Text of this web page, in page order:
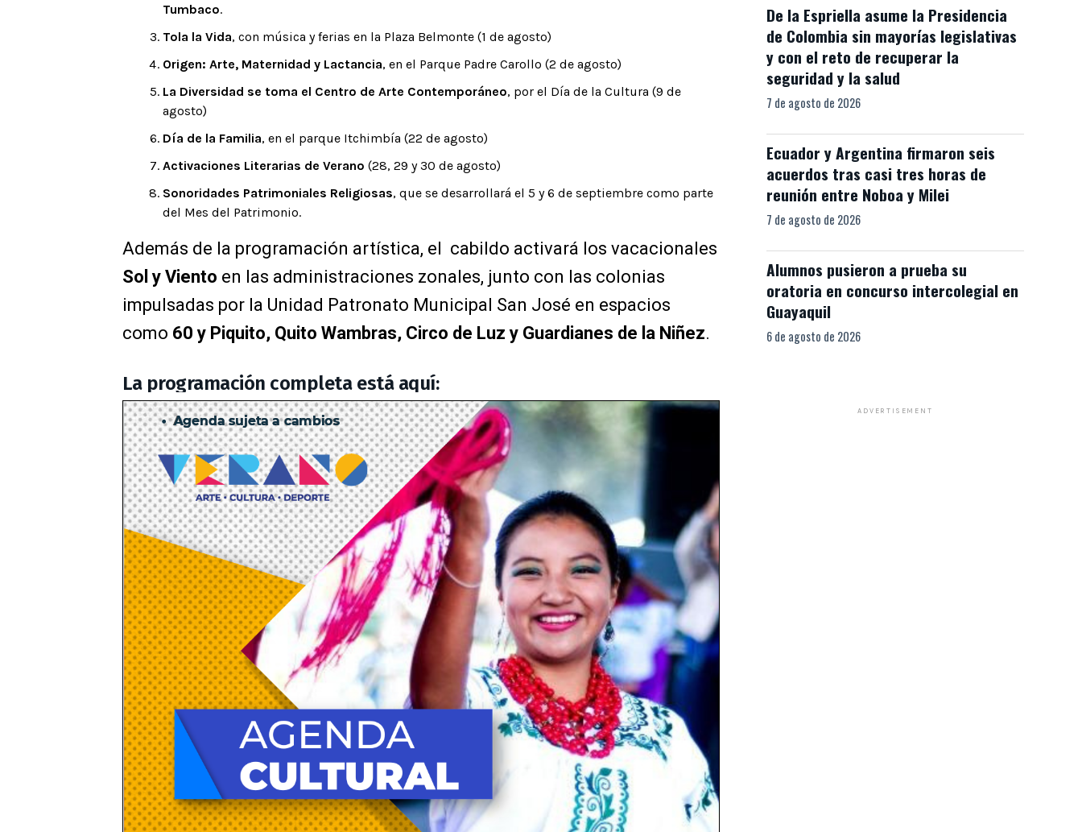
Tumbaco.
Tola la Vida, con música y ferias en la Plaza Belmonte (1 de agosto)
Origen: Arte, Maternidad y Lactancia, en el Parque Padre Carollo (2 de agosto)
La Diversidad se toma el Centro de Arte Contemporáneo, por el Día de la Cultura (9 de
agosto)
Día de la Familia, en el parque Itchimbía (22 de agosto)
Activaciones Literarias de Verano (28, 29 y 30 de agosto)
Sonoridades Patrimoniales Religiosas, que se desarrollará el 5 y 6 de septiembre como parte
del Mes del Patrimonio.
Además de la programación artística, el cabildo activará los vacacionales
Sol y Viento en las administraciones zonales, junto con las colonias
impulsadas por la Unidad Patronato Municipal San José en espacios
como 60 y Piquito, Quito Wambras, Circo de Luz y Guardianes de la Niñez.
La programación completa está aquí:
De la Espriella asume la Presidencia
de Colombia sin mayorías legislativas
y con el reto de recuperar la
seguridad y la salud
7 de agosto de 2026
Ecuador y Argentina firmaron seis
acuerdos tras casi tres horas de
reunión entre Noboa y Milei
7 de agosto de 2026
Alumnos pusieron a prueba su
oratoria en concurso intercolegial en
Guayaquil
6 de agosto de 2026
ADVERTISEMENT